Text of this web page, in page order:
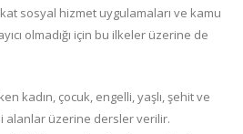
sosyal hizmet uygulamaları ve kamu
olmadığı için bu ilkeler üzerine de
kadın, çocuk, engelli, yaşlı, şehit ve
alanlar üzerine dersler verilir.